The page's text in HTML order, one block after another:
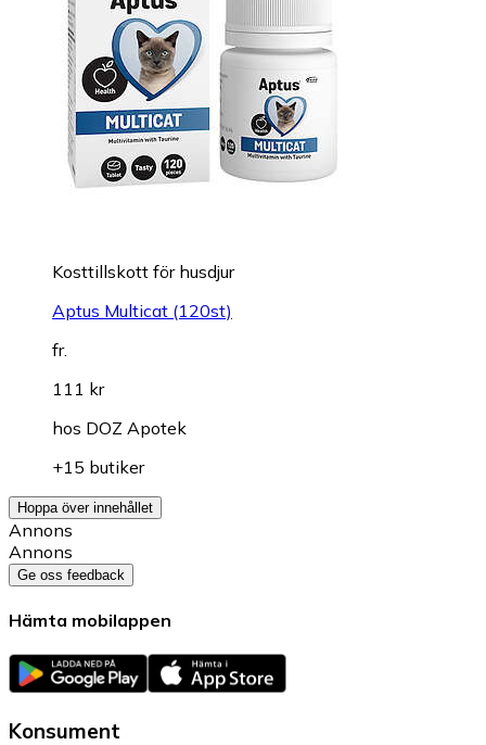
Kosttillskott för husdjur
Aptus Multicat (120st)
fr.
111 kr
hos DOZ Apotek
+15 butiker
Hoppa över innehållet
Annons
Annons
Ge oss feedback
Hämta mobilappen
Konsument